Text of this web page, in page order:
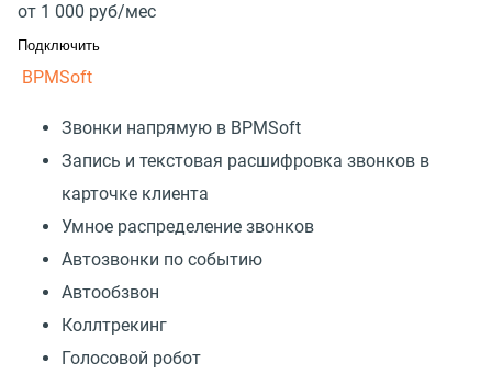
от 1 000 руб/мес
Подключить
BPMSoft
Звонки напрямую в BPMSoft
Запись и текстовая расшифровка звонков в
карточке клиента
Умное распределение звонков
Автозвонки по событию
Автообзвон
Коллтрекинг
Голосовой робот